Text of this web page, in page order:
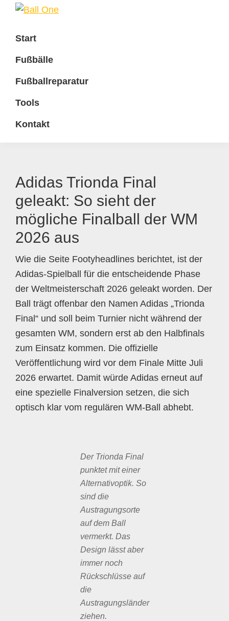
springen
Zum
springen
springen
springen
One
Fußball!
Start
Fußbälle
Fußballreparatur
Tools
Kontakt
Adidas Trionda Final
geleakt: So sieht der
mögliche Finalball der WM
2026 aus
Wie die Seite Footyheadlines berichtet, ist der
Adidas-Spielball für die entscheidende Phase
der Weltmeisterschaft 2026 geleakt worden. Der
Ball trägt offenbar den Namen Adidas „Trionda
Final“ und soll beim Turnier nicht während der
gesamten WM, sondern erst ab den Halbfinals
zum Einsatz kommen. Die offizielle
Veröffentlichung wird vor dem Finale Mitte Juli
2026 erwartet. Damit würde Adidas erneut auf
eine spezielle Finalversion setzen, die sich
optisch klar vom regulären WM-Ball abhebt.
Der Trionda Final
punktet mit einer
Alternativoptik. So
sind die
Austragungsorte
auf dem Ball
vermerkt. Das
Design lässt aber
immer noch
Rückschlüsse auf
die
Austragungsländer
ziehen.